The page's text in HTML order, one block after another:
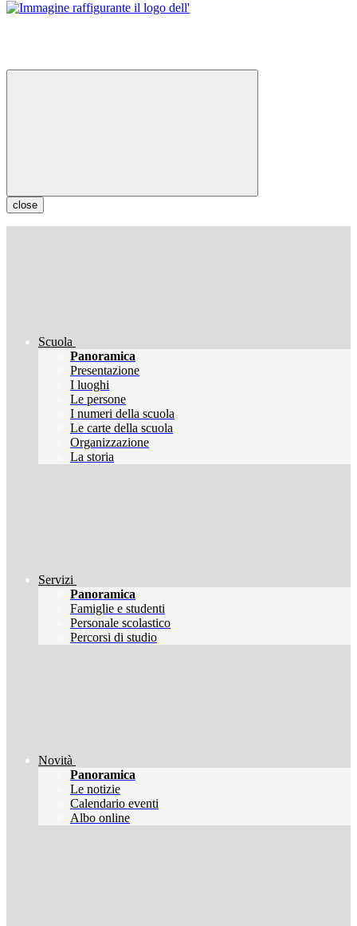
close
Scuola
Panoramica
Presentazione
I luoghi
Le persone
I numeri della scuola
Le carte della scuola
Organizzazione
La storia
Servizi
Panoramica
Famiglie e studenti
Personale scolastico
Percorsi di studio
Novità
Panoramica
Le notizie
Calendario eventi
Albo online